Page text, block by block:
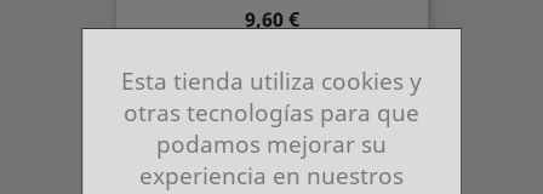
Precio
9,60 €
Esta tienda utiliza cookies y
otras tecnologías para que
podamos mejorar su
experiencia en nuestros